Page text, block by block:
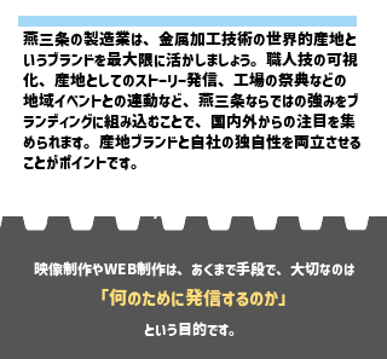
燕三条の製造業は、金属加工技術の世界的産地と
いうブランドを最大限に活かしましょう。職人技の可視
化、産地としてのストーリー発信、工場の祭典などの
地域イベントとの連動など、燕三条ならではの強みをブ
ランディングに組み込むことで、国内外からの注目を集
められます。産地ブランドと自社の独自性を両立させる
ことがポイントです。
映像制作やWEB制作は、あくまで手段で、大切なのは
「何のために発信するのか」
という目的です。